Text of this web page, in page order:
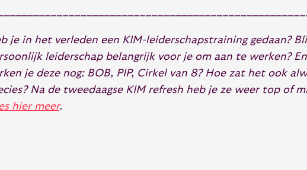
je in het verleden een KIM-leiderschapstraining gedaan?
leiderschap belangrijk voor je om aan te werken? En
je deze nog: BOB, PIP, Cirkel van 8? Hoe zat het ook
Na de tweedaagse KIM refresh heb je ze weer top of
hier meer.